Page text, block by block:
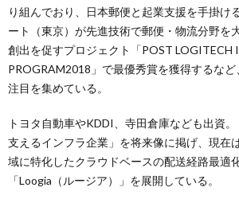
り組んでおり、日本郵便と起業支援を手掛け
ート（東京）が先進技術で郵便・物流分野を
創出を促すプロジェクト「POST LOGITECH
PROGRAM2018」で最優秀賞を獲得するな
注目を集めている。
トヨタ自動車やKDDI、寺田倉庫なども出資
支えるインフラ企業」を将来像に掲げ、現在
域に特化したクラウドベースの配送経路最適
「Loogia（ルージア）」を展開している。